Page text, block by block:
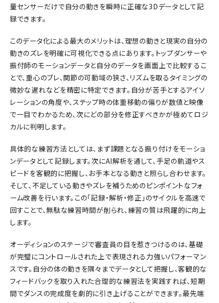
量センサーだけで自分の動きを瞬時に正確な3Dデータとして記
録できます。
このデータ化による最大のメリットは、理想の動きと現実の自分の
動きのズレを明確に可視化できる点にあります。トップダンサーや
振付師のモーションデータと自分のデータを画面上で比較するこ
とで、重心のブレ、関節の可動域の狭さ、リズムを取るタイミングの
微妙な遅れなどを精密に特定できます。自分が苦手とするアイソ
レーションの角度や、ステップ時の体重移動の偏りが数値と映像
で一目でわかるため、次にどの部分を修正すべきかが極めてロジ
カルに判明します。
具体的な練習方法としては、まず課題となる振り付けをモーショ
ンデータとして記録します。次にAI解析を通して、手足の軌道やス
ピードを客観的に把握し、お手本となる動きと照らし合わせます。
そして、不足している動きやズレを補うためのピンポイントなフォ
ーム改善を行います。この「記録・解析・修正」のサイクルを高速で
回すことで、無駄な練習時間が削られ、練習の質は飛躍的に向上
します。
オーディションのステージで審査員の目を惹きつけるのは、基礎
が完璧にコントロールされた上で表現される力強いパフォーマン
スです。自分の体の動きを隅々までデータとして把握し、客観的な
フィードバックを取り入れた合理的な練習法を実践すれば、短期
間でダンスの完成度を劇的に引き上げることができます。最先端